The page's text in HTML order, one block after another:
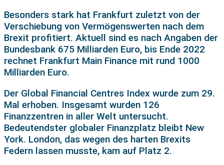
Besonders stark hat Frankfurt zuletzt von der
Verschiebung von Vermögenswerten nach dem
Brexit profitiert. Aktuell sind es nach Angaben der
Bundesbank 675 Milliarden Euro, bis Ende 2022
rechnet Frankfurt Main Finance mit rund 1000
Milliarden Euro.
Der Global Financial Centres Index wurde zum 29.
Mal erhoben. Insgesamt wurden 126
Finanzzentren in aller Welt untersucht.
Bedeutendster globaler Finanzplatz bleibt New
York. London, das wegen des harten Brexits
Federn lassen musste, kam auf Platz 2.